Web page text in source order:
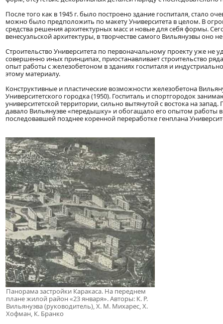
После того как в 1945 г. было построено здание госпиталя, стало
можно было предположить по макету Университета в целом. В
средства решения архитектурных масс и новые для себя формы.
венесуэльской архитектуры, в творчестве самого Вильянуэвы оно
Строительство Университета по первоначальному проекту уже не
совершенно иных принципах, приостанавливает строительство
опыт работы с железобетоном в зданиях госпиталя и
этому материалу.
Конструктивные и пластические возможности железобетона
Университетского городка (1950). Госпиталь и спортгородок
университетской территории, сильно вытянутой с востока на
давало Вильянуэве «передышку» и обогащало его опытом работы
последовавшей позднее коренной переработке генплана
Панорама застройки Каракаса. На переднем
плане жилой район «23 января». Авторы: К. Р.
Вильянуэва (руководитель), X. М. Михарес, X.
Хофман, К. Бранко